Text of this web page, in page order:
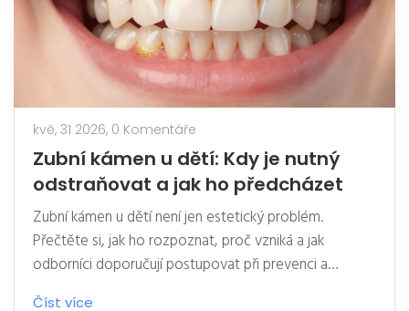
kvě, 31 2026, 0 Komentáře
Zubní kámen u dětí: Kdy je nutný
odstraňovat a jak ho předcházet
Zubní kámen u dětí není jen estetický problém.
Přečtěte si, jak ho rozpoznat, proč vzniká a jak
odborníci doporučují postupovat při prevenci a
odstraňování.
Číst více